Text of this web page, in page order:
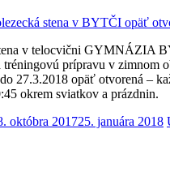
v telocvični GYMNÁZIA
tréningovú prípravu v zimnom
27.3.2018 opäť otvorená –
okrem sviatkov a prázdnin.
októbra 201725. januára 2018